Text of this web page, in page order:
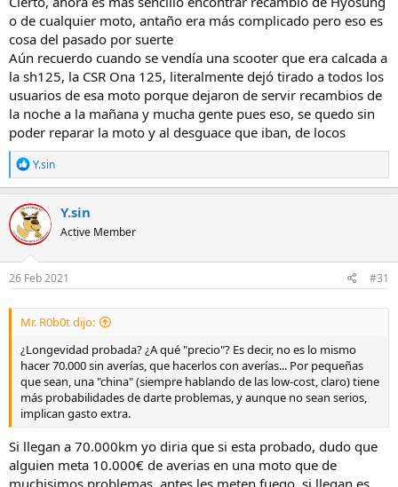
esa moto, hay gente que se pilla una nueva y la usa solo en verano,
la moto tiene 9 años y 5.000 km, a lo que se va adevaluar una
primera marca y una segunda, habra que ver quien perdio mas
dinero.
Si, en 125, los motores hyosung de la GT, comet o Aqila, son
motores superiores a honda o yamaha (encima los antiguos van sin
ECU, los nuevos la verdad no se), es un bicilindrico en v = mas
revoluciones, potencia, sonido y menos vibraciones, ademas de que
ese motor, no lleva balancines, los 4 arboles de levas actuan sobre
varilla o un balancin.
Ademas de que el motor no precisa de refrigeracion por agua, que
lo es imprescindible para aproximarse a los 15cv en un motor
monocilindrico como el de la mitificada CBR 125.
Y por la mitad de precio 3000€ puesta en la calle, las antiguas
Editado: Ademas de motores bicilindricos en linea chinos copias de
la CB, que la moto sale en menos de 2500€ puesta en la calle.
o de cualquier moto, antaño era más complicado pero eso es
cosa del pasado por suerte
Aún recuerdo cuando se vendía una scooter que era calcada a
la sh125, la CSR Ona 125, literalmente dejó tirado a todos los
usuarios de esa moto porque dejaron de servir recambios de
la noche a la mañana y mucha gente pues eso, se quedo sin
poder reparar la moto y al desguace que iban, de locos
R
e
a
c
t
i
o
n
s
Y.sin
Y.sin
Active Member
26 Feb 2021 #31
Mr. R0b0t dijo:
¿Longevidad probada? ¿A qué "precio"? Es decir, no es lo mismo
hacer 70.000 sin averías, que hacerlos con averías... Por pequeñas
que sean, una "china" (siempre hablando de las low-cost, claro) tiene
más probabilidades de darte problemas, y aunque no sean serios,
implican gasto extra.
Si llegan a 70.000km yo diria que si esta probado, dudo que
alguien meta 10.000€ de averias en una moto que de